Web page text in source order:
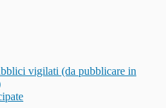
vigilati (da pubblicare in